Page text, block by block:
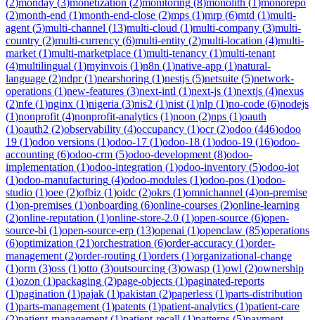
(2)month-end (1)month-end-close (2)mps (1)mrp (6)mtd (1)multi-
agent (5)multi-channel (13)multi-cloud (1)multi-company (3)multi-
country (2)multi-currency (6)multi-entity (2)multi-location (4)multi-
market (1)multi-marketplace (1)multi-tenancy (1)multi-tenant
(4)multilingual (1)myinvois (1)n8n (1)native-app (1)natural-
language (2)ndpr(1)nearshoring (1)nestjs (5)netsuite (5)network-
operations (1)new-features (3)next-intl (1)next-js (1)nextjs (4)nexus
(2)nfe (1)nginx (1)nigeria (3)nis2 (1)nist (1)nlp (1)no-code (6)nodejs
(1)nonprofit (4)nonprofit-analytics (1)noon (2)nps (1)oauth
(1)oauth2 (2)observability (4)occupancy (1)ocr(2)odoo (446)odoo
19 (1)odoo versions (1)odoo-17 (1)odoo-18 (1)odoo-19 (16)odoo-
accounting (6)odoo-crm (5)odoo-development (8)odoo-
implementation (1)odoo-integration (1)odoo-inventory (5)odoo-iot
(1)odoo-manufacturing (4)odoo-modules (1)odoo-pos (1)odoo-
studio (1)oee (2)ofbiz (1)oidc (2)okrs (1)omnichannel (4)on-premise
(1)on-premises (1)onboarding (6)online-courses (2)online-learning
(2)online-reputation (1)online-store-2.0 (1)open-source (6)open-
source-bi (1)open-source-erp (13)openai (1)openclaw (85)operations
(6)optimization (21)orchestration (6)order-accuracy (1)order-
management (2)order-routing (1)orders (1)organizational-change
(1)orm (3)oss (1)otto (3)outsourcing (3)owasp (1)owl (2)ownership
(1)ozon (1)packaging (2)page-objects (1)paginated-reports
(1)pagination (1)pajak (1)pakistan (2)paperless (1)parts-distribution
(1)parts-management (1)patents (1)patient-analytics (1)patient-care